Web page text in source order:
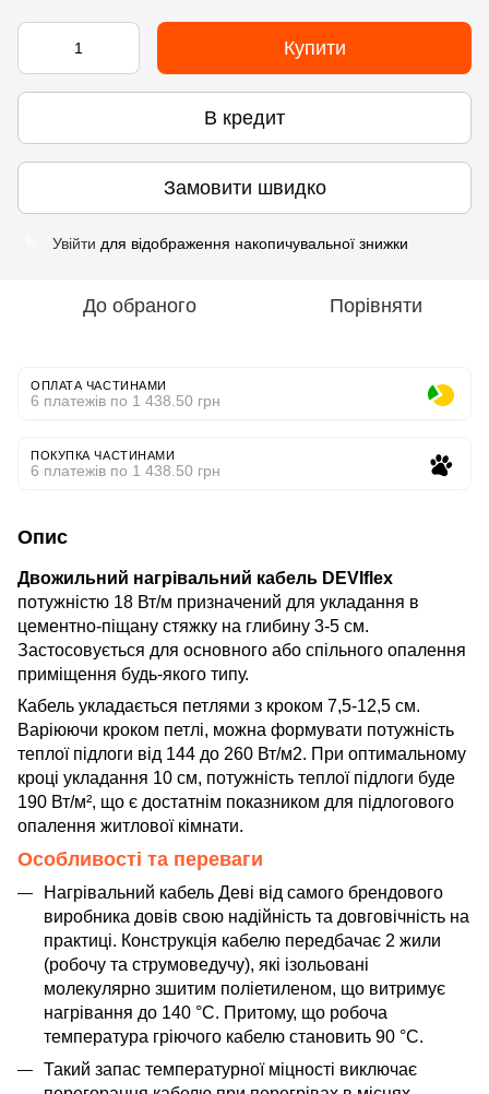
Купити
В кредит
Замовити швидко
Увійти для відображення накопичувальної знижки
До обраного Порівняти
ОПЛАТА ЧАСТИНАМИ
6 платежів по 1 438.50 грн
ПОКУПКА ЧАСТИНАМИ
6 платежів по 1 438.50 грн
Опис
Двожильний нагрівальний кабель DEVIflex
потужністю 18 Вт/м призначений для укладання в
цементно-піщану стяжку на глибину 3-5 см.
Застосовується для основного або спільного опалення
приміщення будь-якого типу.
Кабель укладається петлями з кроком 7,5-12,5 см.
Варіюючи кроком петлі, можна формувати потужність
теплої підлоги від 144 до 260 Вт/м2. При оптимальному
кроці укладання 10 см, потужність теплої підлоги буде
190 Вт/м², що є достатнім показником для підлогового
опалення житлової кімнати.
Особливості та переваги
Нагрівальний кабель Деві від самого брендового
виробника довів свою надійність та довговічність на
практиці. Конструкція кабелю передбачає 2 жили
(робочу та струмоведучу), які ізольовані
молекулярно зшитим поліетиленом, що витримує
нагрівання до 140 °C. Притому, що робоча
температура гріючого кабелю становить 90 °C.
Такий запас температурної міцності виключає